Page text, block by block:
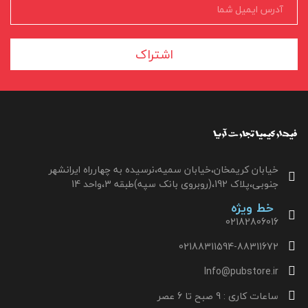
اشتراک
خیابان کریمخان،خیابان سمیه،نرسیده به چهارراه ایرانشهر
جنوبی،پلاک 192،(روبروی بانک سپه)طبقه 3،واحد 14
خط ویژه
02182806016
02188311594-88311672
Info@pubstore.ir
ساعات کاری : 9 صبح تا 6 عصر